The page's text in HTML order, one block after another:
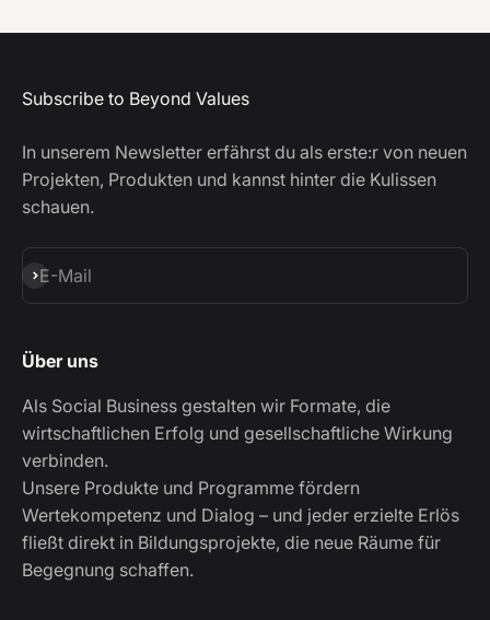
Subscribe to Beyond Values
In unserem Newsletter erfährst du als erste:r von neuen
Projekten, Produkten und kannst hinter die Kulissen
schauen.
E-Mail
Abonnieren
Über uns
Als Social Business gestalten wir Formate, die
wirtschaftlichen Erfolg und gesellschaftliche Wirkung
verbinden.
Unsere Produkte und Programme fördern
Wertekompetenz und Dialog – und jeder erzielte Erlös
fließt direkt in Bildungsprojekte, die neue Räume für
Begegnung schaffen.